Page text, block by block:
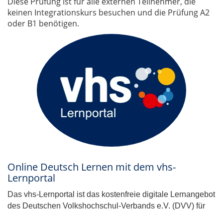
keinen Integrationskurs besuchen und die Prüfung A2
oder B1 benötigen.
Online Deutsch Lernen mit dem vhs-
Lernportal
Das vhs-Lernportal ist das kostenfreie digitale Lernangebot
des Deutschen Volkshochschul-Verbands e.V. (DVV) für